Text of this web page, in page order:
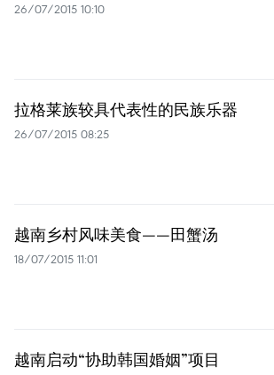
26/07/2015 10:10
拉格莱族较具代表性的民族乐器
26/07/2015 08:25
越南乡村风味美食——田蟹汤
18/07/2015 11:01
越南启动“协助韩国婚姻”项目